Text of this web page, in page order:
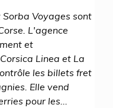
Voyages sont
L'agence
et
Linea et La
les billets fret
Elle vend
pour les...